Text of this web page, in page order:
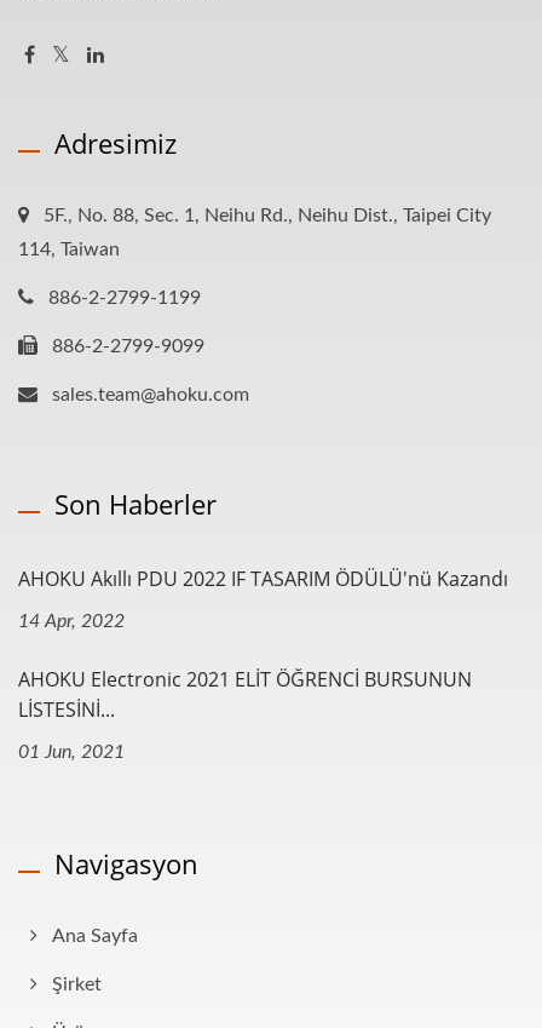
Adresimiz
5F., No. 88, Sec. 1, Neihu Rd., Neihu Dist., Taipei City
114, Taiwan
886-2-2799-1199
886-2-2799-9099
sales.team@ahoku.com
Son Haberler
AHOKU Akıllı PDU 2022 IF TASARIM ÖDÜLÜ'nü Kazandı
14 Apr, 2022
AHOKU Electronic 2021 ELİT ÖĞRENCİ BURSUNUN
LİSTESİNİ...
01 Jun, 2021
Navigasyon
Ana Sayfa
Şirket